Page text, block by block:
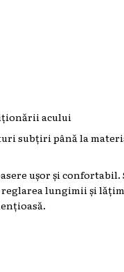
acului
subțiri până la
ușor și confortabil.
lungimii și